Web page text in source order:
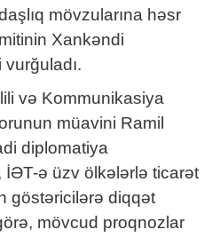
mövzularına həsr
Xankəndi
və Kommunikasiya
müavini Ramil
diplomatiya
İƏT-ə üzv ölkələrlə ticarət
göstəricilərə diqqət
mövcud proqnozlar